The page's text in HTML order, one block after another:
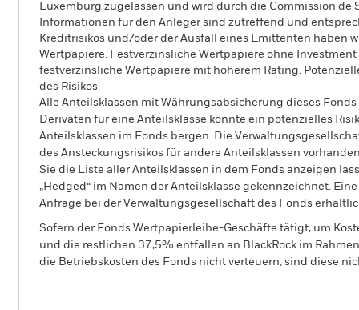
Luxemburg zugelassen und wird durch die Commission de
Informationen für den Anleger sind zutreffend und
Kreditrisikos und/oder der Ausfall eines Emittenten haben
Wertpapiere. Festverzinsliche Wertpapiere ohne
festverzinsliche Wertpapiere mit höherem Rating.
des Risikos
Alle Anteilsklassen mit Währungsabsicherung dieses
Derivaten für eine Anteilsklasse könnte ein potenzielles
Anteilsklassen im Fonds bergen. Die
des Ansteckungsrisikos für andere Anteilsklassen
Sie die Liste aller Anteilsklassen in dem Fonds anzeigen
„Hedged“ im Namen der Anteilsklasse gekennzeichnet.
Anfrage bei der Verwaltungsgesellschaft des Fonds
Sofern der Fonds Wertpapierleihe-Geschäfte tätigt, um
und die restlichen 37,5% entfallen an BlackRock im
die Betriebskosten des Fonds nicht verteuern, sind diese